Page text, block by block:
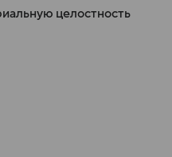
целостность